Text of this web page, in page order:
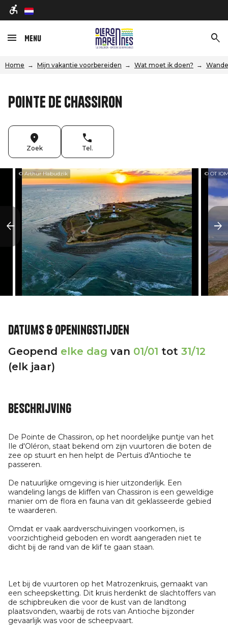
nl
Menu
Home Mijn vakantie voorbereiden Wat moet ik doen?
Pointe de Chassiron
Zoek Tel.
© Arthur Habudzik © OT
Datums & openingstijden
Geopend elke dag van 01/01 tot 31/12
(elk jaar)
Beschrijving
De Pointe de Chassiron, op het noordelijke puntje van het
Ile d'Oléron, staat bekend om zijn vuurtoren die boten de
zee op stuurt en hen helpt de Pertuis d'Antioche te
passeren.
De natuurlijke omgeving is hier uitzonderlijk. Een
wandeling langs de kliffen van Chassiron is een geweldige
manier om de flora en fauna van dit geklasseerde gebied
te waarderen.
Omdat er vaak aardverschuivingen voorkomen, is
voorzichtigheid geboden en wordt aangeraden niet te
dicht bij de rand van de klif te gaan staan.
Let bij de vuurtoren op het Matrozenkruis, gemaakt van
een scheepsketting. Dit kruis herdenkt de slachtoffers van
de schipbreuken die voor de kust van de landtong
plaatsvonden, waarbij de rots van Antioche bijzonder
gevaarlijk was voor de scheepvaart.